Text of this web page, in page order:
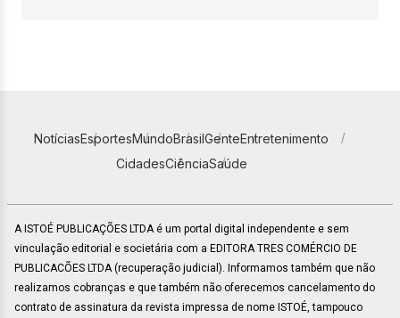
NotíciasEsportesMundoBrasilGenteEntretenimento
CidadesCiênciaSaúde
A ISTOÉ PUBLICAÇÕES LTDA é um portal digital independente e sem
vinculação editorial e societária com a EDITORA TRES COMÉRCIO DE
PUBLICACÕES LTDA (recuperação judicial). Informamos também que não
realizamos cobranças e que também não oferecemos cancelamento do
contrato de assinatura da revista impressa de nome ISTOÉ, tampouco